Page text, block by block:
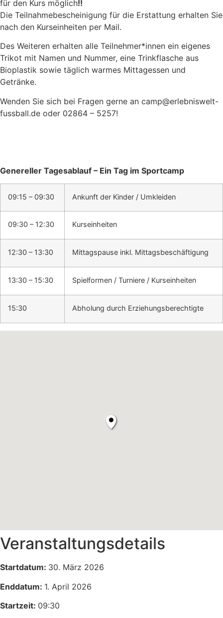
für den Kurs möglich!!
Die Teilnahmebescheinigung für die Erstattung erhalten Sie
nach den Kurseinheiten per Mail.
Des Weiteren erhalten alle Teilnehmer*innen ein eigenes
Trikot mit Namen und Nummer, eine Trinkflasche aus
Bioplastik sowie täglich warmes Mittagessen und
Getränke.
Wenden Sie sich bei Fragen gerne an camp@erlebniswelt-
fussball.de oder 02864 – 5257!
Genereller Tagesablauf – Ein Tag im Sportcamp
09:15 – 09:30 Ankunft der Kinder / Umkleiden
09:30 – 12:30 Kurseinheiten
12:30 – 13:30 Mittagspause inkl. Mittagsbeschäftigung
13:30 – 15:30 Spielformen / Turniere / Kurseinheiten
15:30 Abholung durch Erziehungsberechtigte
Veranstaltungsdetails
Startdatum: 30. März 2026
Enddatum: 1. April 2026
Startzeit: 09:30